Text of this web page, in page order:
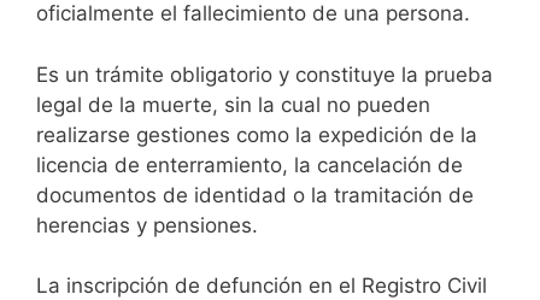
oficialmente el fallecimiento de una persona.
Es un trámite obligatorio y constituye la prueba
legal de la muerte, sin la cual no pueden
realizarse gestiones como la expedición de la
licencia de enterramiento, la cancelación de
documentos de identidad o la tramitación de
herencias y pensiones.
La inscripción de defunción en el Registro Civil